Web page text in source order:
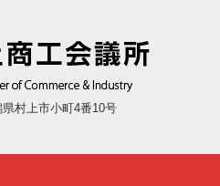
村上市小町4番10号